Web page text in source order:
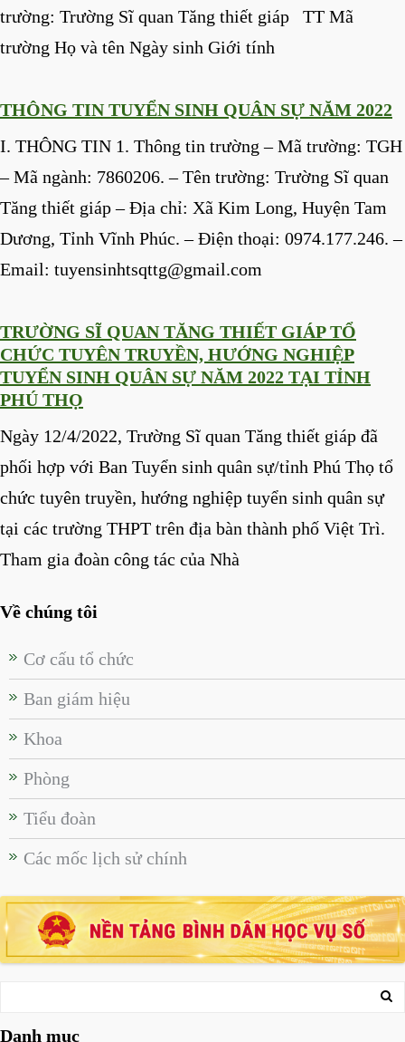
trường: Trường Sĩ quan Tăng thiết giáp TT Mã
trường Họ và tên Ngày sinh Giới tính
THÔNG TIN TUYỂN SINH QUÂN SỰ NĂM 2022
I. THÔNG TIN 1. Thông tin trường – Mã trường: TGH
– Mã ngành: 7860206. – Tên trường: Trường Sĩ quan
Tăng thiết giáp – Địa chỉ: Xã Kim Long, Huyện Tam
Dương, Tỉnh Vĩnh Phúc. – Điện thoại: 0974.177.246. –
Email: tuyensinhtsqttg@gmail.com
TRƯỜNG SĨ QUAN TĂNG THIẾT GIÁP TỔ
CHỨC TUYÊN TRUYỀN, HƯỚNG NGHIỆP
TUYỂN SINH QUÂN SỰ NĂM 2022 TẠI TỈNH
PHÚ THỌ
Ngày 12/4/2022, Trường Sĩ quan Tăng thiết giáp đã
phối hợp với Ban Tuyển sinh quân sự/tỉnh Phú Thọ tổ
chức tuyên truyền, hướng nghiệp tuyển sinh quân sự
tại các trường THPT trên địa bàn thành phố Việt Trì.
Tham gia đoàn công tác của Nhà
Về chúng tôi
Cơ cấu tổ chức
Ban giám hiệu
Khoa
Phòng
Tiểu đoàn
Các mốc lịch sử chính
Danh mục